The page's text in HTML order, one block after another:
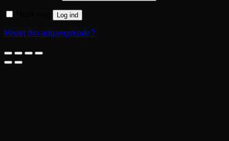
Log ind
Mistet din adgangskode?